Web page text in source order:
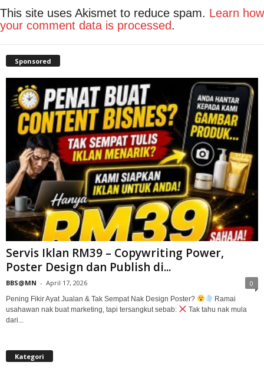
This site uses Akismet to reduce spam. Learn how
your comment data is processed.
Sponsored
Servis Iklan RM39 – Copywriting Power,
Poster Design dan Publish di...
BBS@MN - April 17, 2026 0
Pening Fikir Ayat Jualan & Tak Sempat Nak Design Poster?
Ramai
usahawan nak buat marketing, tapi tersangkut sebab:
Tak tahu nak mula
dari...
Kategori